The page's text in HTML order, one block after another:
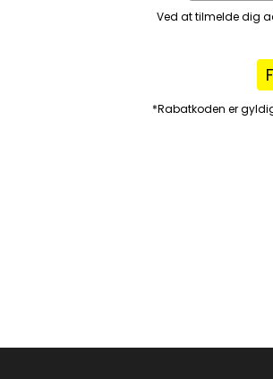
Ved at tilmelde dig
*Rabatkoden er